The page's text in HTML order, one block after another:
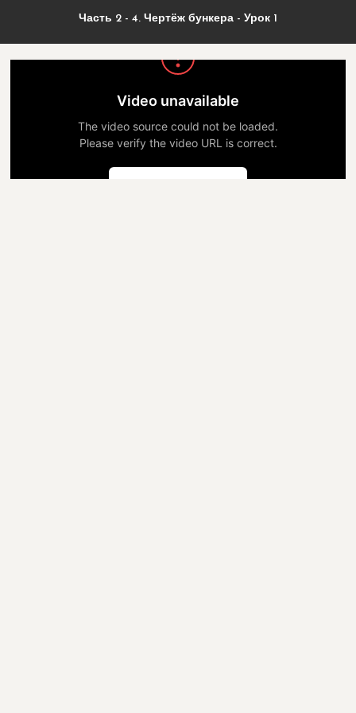
Часть 2 - 4. Чертёж бункера - Урок 1
Video unavailable
The video source could not be loaded.
Please verify the video URL is correct.